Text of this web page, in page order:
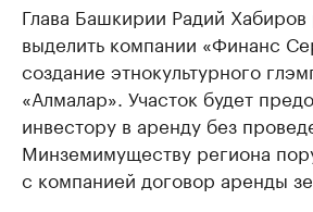
Глава Башкирии Радий
выделить компании «Финанс
создание этнокультурного
«Алмалар». Участок будет
инвестору в аренду без
Минземимуществу региона
с компанией договор аренды